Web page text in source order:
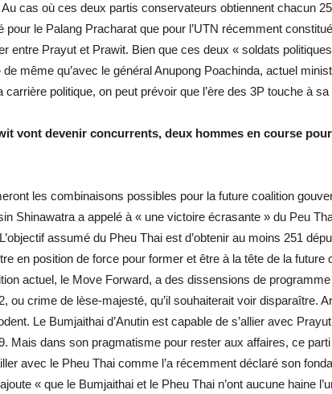
cas où ces deux partis conservateurs obtiennent chacun
le Palang Pracharat que pour l’UTN récemment
entre Prayut et Prawit. Bien que ces deux « soldats
même qu’avec le général Anupong Poachinda, actuel
carrière politique, on peut prévoir que l’ère des 3P touche à sa
vont devenir concurrents, deux hommes en course
les combinaisons possibles pour la future coalition
Shinawatra a appelé à « une victoire écrasante » du Peu
assumé du Pheu Thai est d’obtenir au moins 251
en position de force pour former et être à la tête de la future
actuel, le Move Forward, a des dissensions de
ou crime de lèse-majesté, qu’il souhaiterait voir disparaître.
Le Bumjaithai d’Anutin est capable de s’allier avec
Mais dans son pragmatisme pour rester aux affaires, ce
avec le Pheu Thai comme l’a récemment déclaré son
« que le Bumjaithai et le Pheu Thai n’ont aucune haine